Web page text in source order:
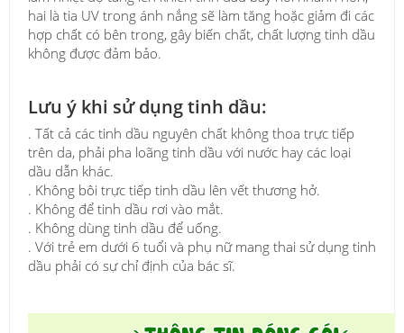
hai là tia UV trong ánh nắng sẽ làm tăng hoặc giảm đi các
hợp chất có bên trong, gây biến chất, chất lượng tinh dầu
không được đảm bảo.
Lưu ý khi sử dụng tinh dầu:
. Tất cả các tinh dầu nguyên chất không thoa trực tiếp
trên da, phải pha loãng tinh dầu với nước hay các loại
dầu dẫn khác.
. Không bôi trực tiếp tinh dầu lên vết thương hở.
. Không để tinh dầu rơi vào mắt.
. Không dùng tinh dầu để uống.
. Với trẻ em dưới 6 tuổi và phụ nữ mang thai sử dụng tinh
dầu phải có sự chỉ định của bác sĩ.